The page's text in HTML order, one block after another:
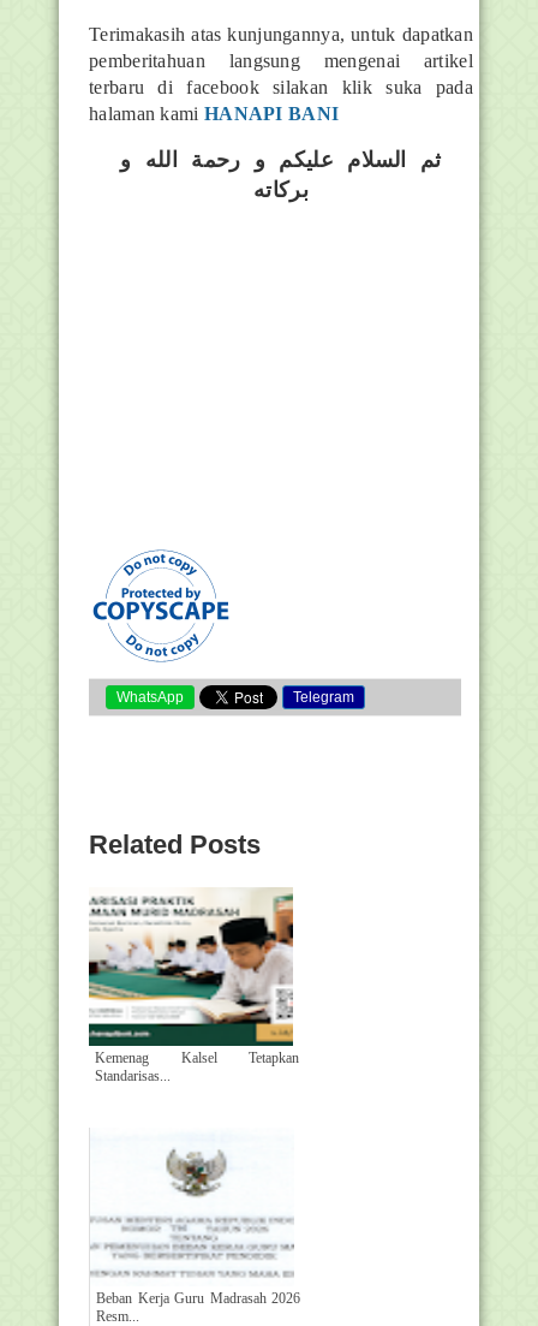
Terimakasih atas kunjungannya, untuk dapatkan
pemberitahuan langsung mengenai artikel
terbaru di facebook silakan klik suka pada
halaman kami HANAPI BANI
ثم السلام عليكم و رحمة الله و
بركاته
WhatsApp Telegram
Related Posts
Kemenag Kalsel Tetapkan
Standarisas...
Beban Kerja Guru Madrasah 2026
Resm...